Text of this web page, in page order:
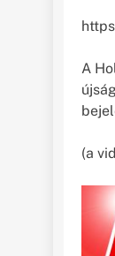
A
(a